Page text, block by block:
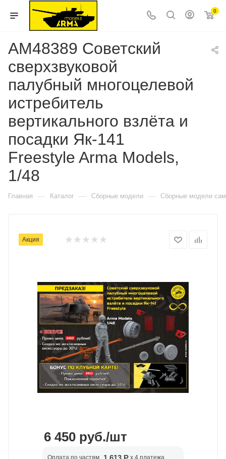
0
AM48389 Советский
сверхзвуковой
палубный многоцелевой
истребитель
вертикального взлёта и
посадки Як-141
Freestyle Arma Models,
1/48
Главная — Каталог — Сборные модели — Сборные модели
Акция
6 450 руб./шт
Оплата по частям x 4 платежа